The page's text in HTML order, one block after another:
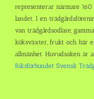
representerar närmare
landet. I en
van trädgårdsodlare,
köksväxter, frukt och bär
allmänhet. Huvudsaken är
Riksförbundet Svensk